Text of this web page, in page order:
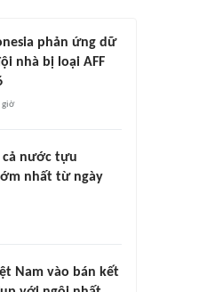
phản ứng dữ
nhà bị loại AFF
giờ
cả nước tựu
nhất từ ngày
Nam vào bán kết